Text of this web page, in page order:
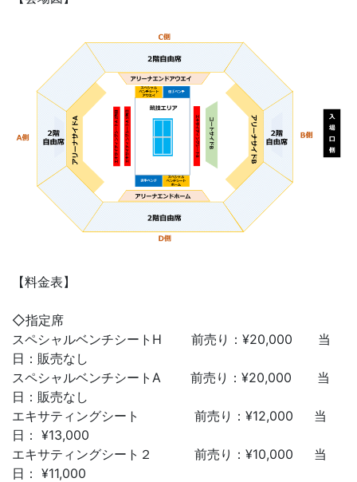
【料金表】
◇指定席
スペシャルベンチシートH 前売り：¥20,000 当
日：販売なし
スペシャルベンチシートA 前売り：¥20,000 当
日：販売なし
エキサティングシート 前売り：¥12,000 当
日： ¥13,000
エキサティングシート２ 前売り：¥10,000 当
日： ¥11,000